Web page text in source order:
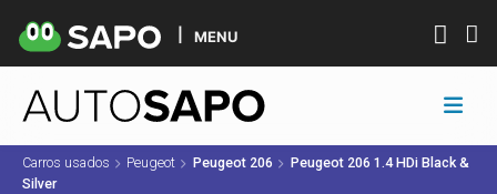
MENU
Carros usados Peugeot Peugeot 206
Peugeot 206 1.4 HDi Black &
Silver